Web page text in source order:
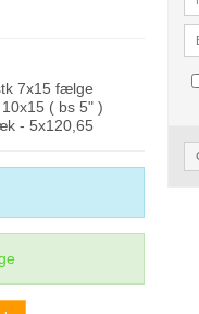
7x15 fælge
( bs 5" )
- 5x120,65